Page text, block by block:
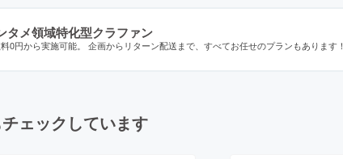
タメ領域特化型クラファン
0円から実施可能。 企画からリターン配送まで、すべてお任せのプランもあります！
ェックしています